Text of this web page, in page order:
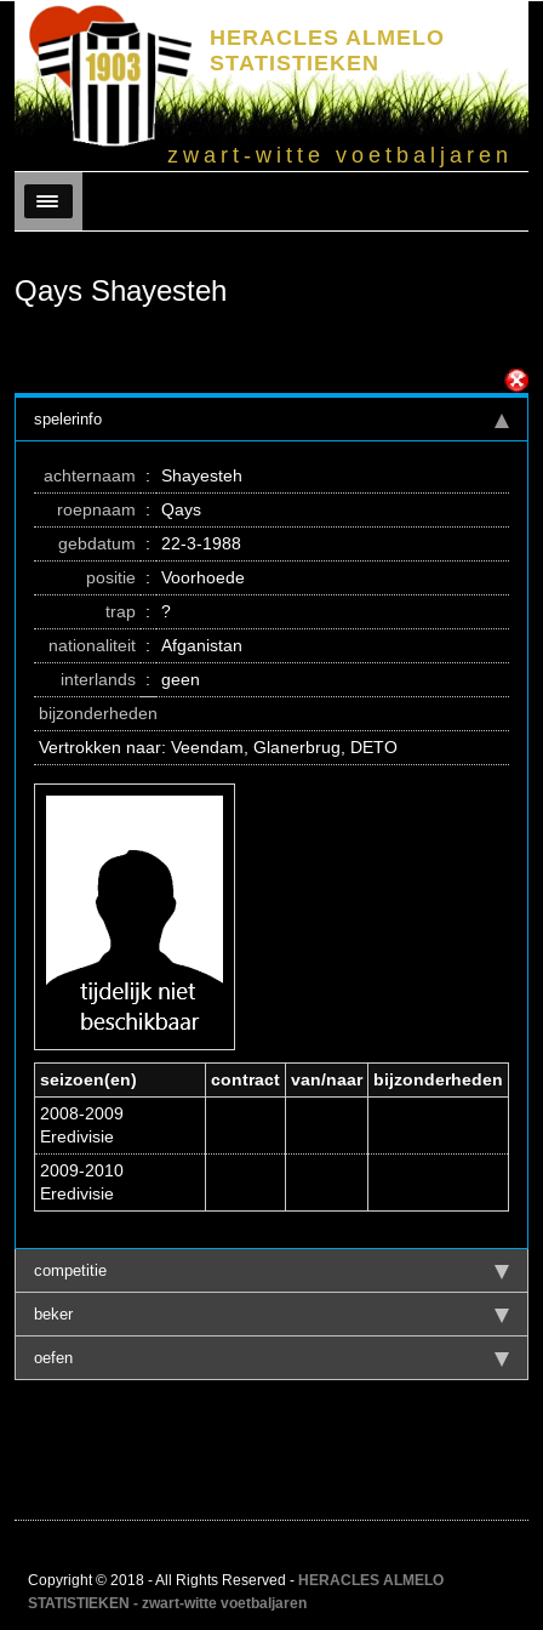
HERACLES ALMELO
STATISTIEKEN
zwart-witte voetbaljaren
Menu
Qays Shayesteh
spelerinfo
achternaam :
Shayesteh
roepnaam
:
Qays
gebdatum
:
22-3-1988
positie :
Voorhoede
trap :
?
nationaliteit :
Afganistan
interlands :
geen
bijzonderheden
Vertrokken naar: Veendam, Glanerbrug, DETO
seizoen(en) contract van/naar
bijzonderheden
2008-2009
Eredivisie
2009-2010
Eredivisie
competitie
beker
oefen
Copyright © 2018 - All Rights Reserved - HERACLES ALMELO
STATISTIEKEN - zwart-witte voetbaljaren